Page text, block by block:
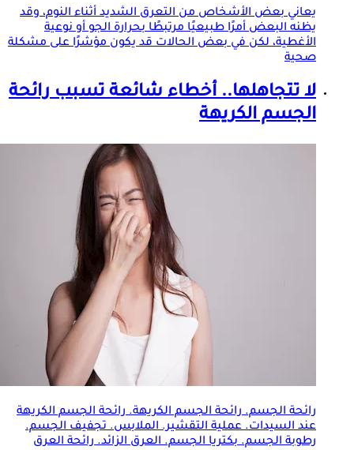
يعاني بعض الأشخاص منالتعرقالشديد أثناء النوم، وقد
يظنه البعض أمرًا طبيعيًا مرتبطًا بحرارة الجو أو نوعية
الأغطية، لكن في بعض الحالات قد يكون مؤشرًا على مشكلة
صحية
لا تتجاهلها.. أخطاء شائعة تسبب رائحة
الجسم الكريهة
رائحة الجسم. رائحة الجسم الكريهة. رائحة الجسم الكريهة
عند السيدات. عملية التقشير. الملابس. تجفيف الجسم.
رطوبة الجسم. بكتريا الجسم. العرق الزائد. رائحة العرق